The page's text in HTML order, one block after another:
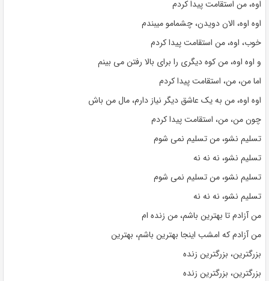
اوه، من استقامت پیدا کردم
اوه اوه، الان دویدن، چشمامو میبندم
خوب، اوه، من استقامت پیدا کردم
و اوه اوه، من کوه دیگری را برای بالا رفتن می بینم
اما من، من، استقامت پیدا کردم
اوه اوه، من به یک عاشق دیگر نیاز دارم، مال من باش
چون من، من، استقامت پیدا کردم
تسلیم نشو، من تسلیم نمی شوم
تسلیم نشو، نه نه نه
تسلیم نشو، من تسلیم نمی شوم
تسلیم نشو، نه نه نه
من آزادم تا بهترین باشم، من زنده ام
من آزادم که امشب اینجا بهترین باشم، بهترین
بزرگترین، بزرگترین زنده
بزرگترین، بزرگترین زنده